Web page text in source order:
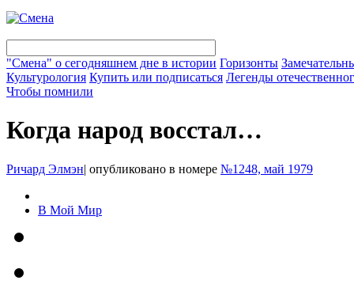
"Смена" о сегодняшнем дне в истории Горизонты
Культурология Купить или подписаться Легенды
Чтобы помнили
Когда народ восстал…
Ричард Элмэн| опубликовано в номере №1248, май 1979
В Мой Мир